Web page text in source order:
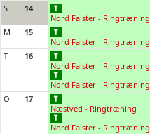
S
14
Nord Falster - Ringtræning
M
15
Nord Falster - Ringtræning
T
16
Nord Falster - Ringtræning
Nord Falster - Ringtræning
O
17
Næstved - Ringtræning
Nord Falster - Ringtræning